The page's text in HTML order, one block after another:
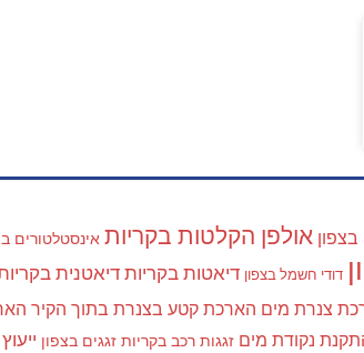
בצפון אולפן הקלטות בקריות אינסטלטורים
דודי חשמל בצפון דיאטות בקריות דיאטנית
צנרת מים הארכת קטע בצנרת בתוך הקיר
נקודת מים זגגות רכב בקריות זגגים בצפון